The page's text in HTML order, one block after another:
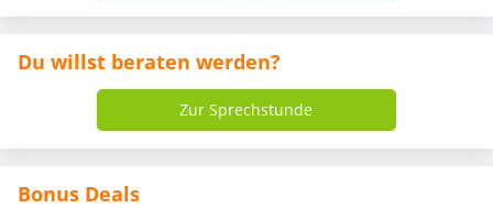
Du willst beraten werden?
Zur Sprechstunde
Bonus Deals